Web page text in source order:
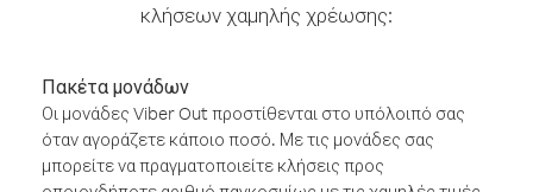
κλήσεων χαμηλής χρέωσης:
Πακέτα μονάδων
Οι μονάδες Viber Out προστίθενται στο υπόλοιπό σας
όταν αγοράζετε κάποιο ποσό. Με τις μονάδες σας
μπορείτε να πραγματοποιείτε κλήσεις προς